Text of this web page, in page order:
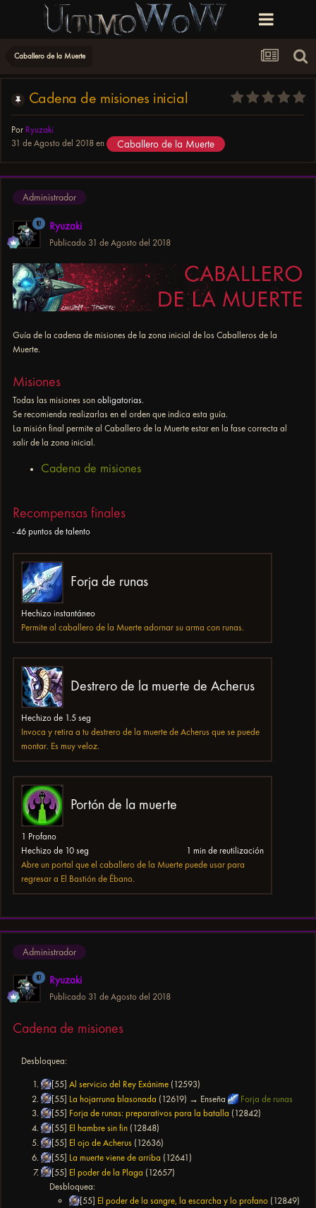
Caballero de la Muerte
Cadena de misiones inicial
Por Ryuzaki
31 de Agosto del 2018 en Caballero de la Muerte
Administrador
Ryuzaki
Publicado 31 de Agosto del 2018
Guía de la cadena de misiones de la zona inicial de los Caballeros de la
Muerte.
Misiones
Todas las misiones son obligatorias.
Se recomienda realizarlas en el orden que indica esta guía.
La misión final permite al Caballero de la Muerte estar en la fase correcta al
salir de la zona inicial.
Cadena de misiones
Recompensas finales
-46 puntos de talento
Forja de runas
Hechizo instantáneo
Permite al caballero de la Muerte adornar su arma con runas.
Destrero de la muerte de Acherus
Hechizo de 1.5 seg
Invoca y retira a tu destrero de la muerte de Acherus que se puede
montar. Es muy veloz.
Portón de la muerte
1 Profano
Hechizo de 10 seg
1 min de reutilización
Abre un portal que el caballero de la Muerte puede usar para
regresar a El Bastión de Ébano.
Administrador
Ryuzaki
Publicado 31 de Agosto del 2018
Cadena de misiones
Desbloquea:
[55] Al servicio del Rey Exánime (12593)
[55] La hojarruna blasonada (12619) → Enseña
Forja de runas
[55] Forja de runas: preparativos para la batalla (12842)
[55] El hambre sin fin (12848)
[55] El ojo de Acherus (12636)
[55] La muerte viene de arriba (12641)
[55] El poder de la Plaga (12657)
Desbloquea:
[55] El poder de la sangre, la escarcha y lo profano (12849)